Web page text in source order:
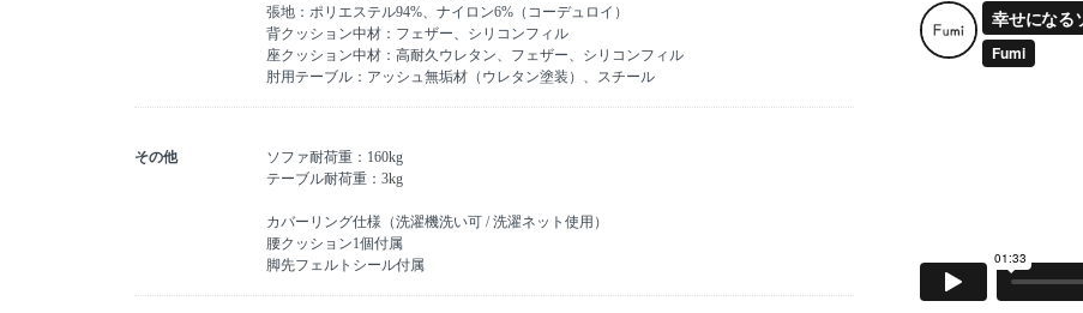
張地：ポリエステル94%、ナイロン6%（コーデュロイ）
背クッション中材：フェザー、シリコンフィル
座クッション中材：高耐久ウレタン、フェザー、シリコンフィル
肘用テーブル：アッシュ無垢材（ウレタン塗装）、スチール
その他
ソファ耐荷重：160kg
テーブル耐荷重：3kg
カバーリング仕様（洗濯機洗い可 / 洗濯ネット使用）
腰クッション1個付属
脚先フェルトシール付属